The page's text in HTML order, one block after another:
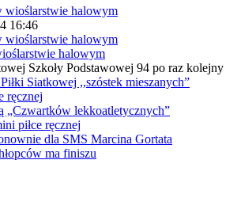
16:46
halowym
Szkoły Podstawowej 94 po raz kolejny
Siatkowej ,,szóstek mieszanych”
ręcznej
„Czwartków lekkoatletycznych”
piłce ręcznej
dla SMS Marcina Gortata
ma finiszu